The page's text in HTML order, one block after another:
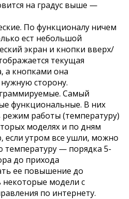
на градус выше —
По функционалу ничем
ест небольшой
экран и кнопки вверх/
текущая
а кнопками она
сторону.
Самый
функциональные. В них
работы (температуру)
моделях и по дням
если утром все ушли, можно
температуру — порядка 5-
до прихода
ее повышение до
некоторые модели с
по интернету.